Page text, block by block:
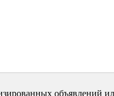
объявлений